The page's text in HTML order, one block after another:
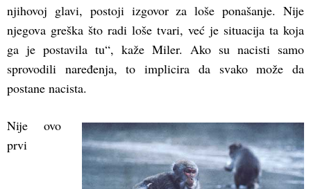
njihovoj glavi, postoji izgovor za loše ponašanje. Nije
njegova greška što radi loše tvari, već je situacija ta koja
ga je postavila tu“, kaže Miler. Ako su nacisti samo
sprovodili naređenja, to implicira da svako može da
postane nacista.
Nije ovo
prvi